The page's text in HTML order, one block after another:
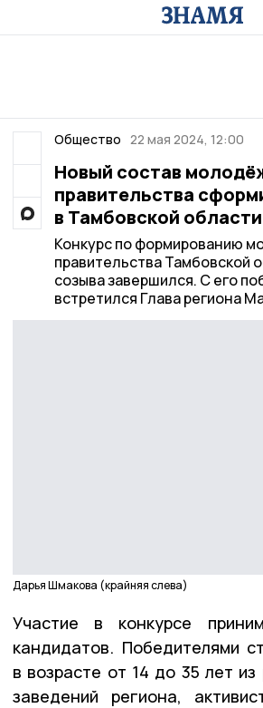
Общество 22 мая 2024, 12:00
Новый состав
правительства
в Тамбовской области
Конкурс по формированию
правительства Тамбовской
созыва завершился. С его
встретился Глава региона
Дарья Шмакова (крайняя слева)
Участие в конкурсе
кандидатов. Победителями
в возрасте от 14 до 35 лет
заведений региона,